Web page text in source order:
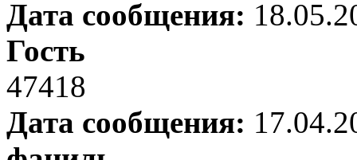
Дата сообщения:
Гость
47418
Дата сообщения: